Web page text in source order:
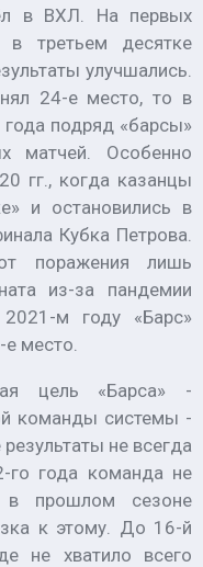
в ВХЛ. На первых
в третьем десятке
улучшались.
24-е место, то в
подряд «барсы»
матчей. Особенно
гг., когда казанцы
и остановились в
Кубка Петрова.
поражения лишь
из-за пандемии
м году «Барс»
место.
цель «Барса» -
команды системы -
не всегда
го года команда не
прошлом сезоне
к этому. До 16-й
не хватило всего